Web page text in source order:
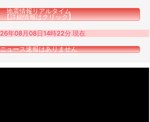
地震情報リアルタイム
【詳細情報はクリック】
年08月08日14時22分 現在
ニュース速報はありません